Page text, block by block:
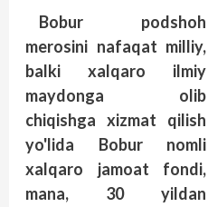
Bobur podshoh
merosini nafaqat milliy,
balki xalqaro ilmiy
maydonga olib
chiqishga xizmat qilish
yo'lida Bobur nomli
xalqaro jamoat fondi,
mana, 30 yildan